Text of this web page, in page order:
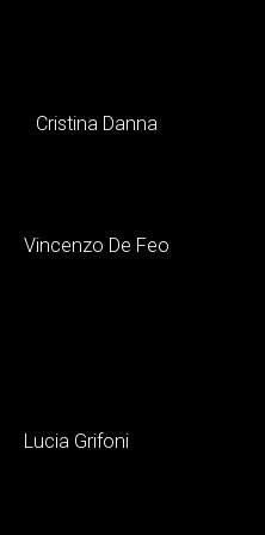
Cristina Danna
Vincenzo De Feo
Lucia Grifoni